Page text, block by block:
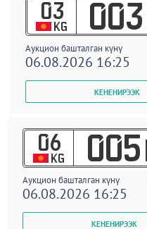
03
KG 003
Аукцион башталган күнү
06.08.2026 16:25
06
KG 005
Аукцион башталган күнү
06.08.2026 16:25